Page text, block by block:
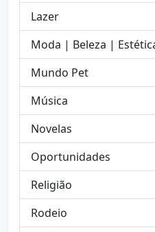
Lazer
Moda | Beleza |
Mundo Pet
Música
Novelas
Oportunidades
Religião
Rodeio